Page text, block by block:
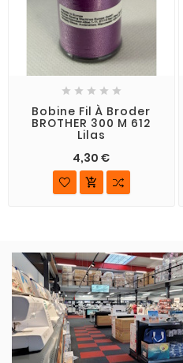
    
Bobine Fil À Broder
BROTHER 300 M 612
Lilas
4,30 €
